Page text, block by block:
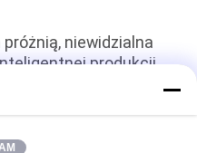
niewidzialna
produkcji.